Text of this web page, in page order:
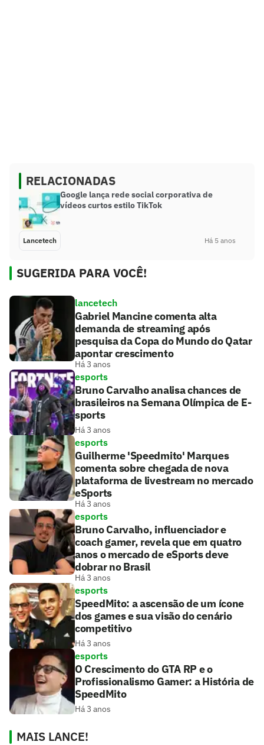
RELACIONADAS
Google lança rede social corporativa de
vídeos curtos estilo TikTok
Lancetech Há 5 anos
SUGERIDA PARA VOCÊ!
lancetech
Gabriel Mancine comenta alta
demanda de streaming após
pesquisa da Copa do Mundo do Qatar
apontar crescimento
Há 3 anos
esports
Bruno Carvalho analisa chances de
brasileiros na Semana Olímpica de E-
sports
Há 3 anos
esports
Guilherme 'Speedmito' Marques
comenta sobre chegada de nova
plataforma de livestream no mercado
eSports
Há 3 anos
esports
Bruno Carvalho, influenciador e
coach gamer, revela que em quatro
anos o mercado de eSports deve
dobrar no Brasil
Há 3 anos
esports
SpeedMito: a ascensão de um ícone
dos games e sua visão do cenário
competitivo
Há 3 anos
esports
O Crescimento do GTA RP e o
Profissionalismo Gamer: a História de
SpeedMito
Há 3 anos
MAIS LANCE!